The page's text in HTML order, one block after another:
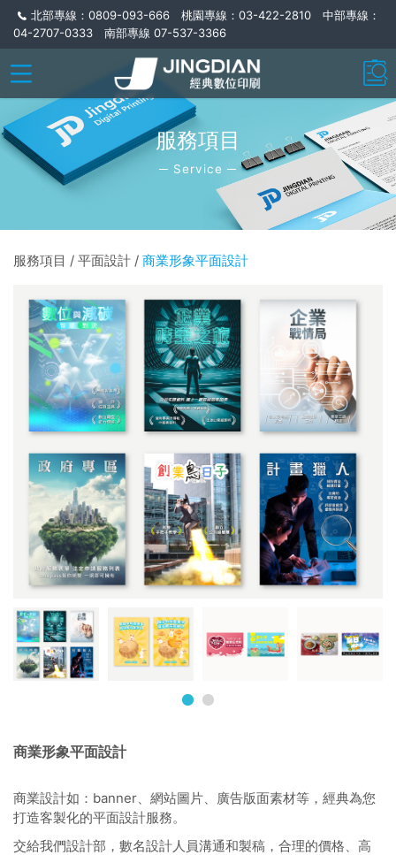
北部專線：0809-093-666 桃園專線：03-422-2810 中部專線：
04-2707-0333 南部專線 07-537-3366
服務項目
─ Service ─
服務項目 / 平面設計 / 商業形象平面設計
商業形象平面設計
商業設計如：banner、網站圖片、廣告版面素材等，經典為您
打造客製化的平面設計服務。
交給我們設計部，數名設計人員溝通和製稿，合理的價格、高